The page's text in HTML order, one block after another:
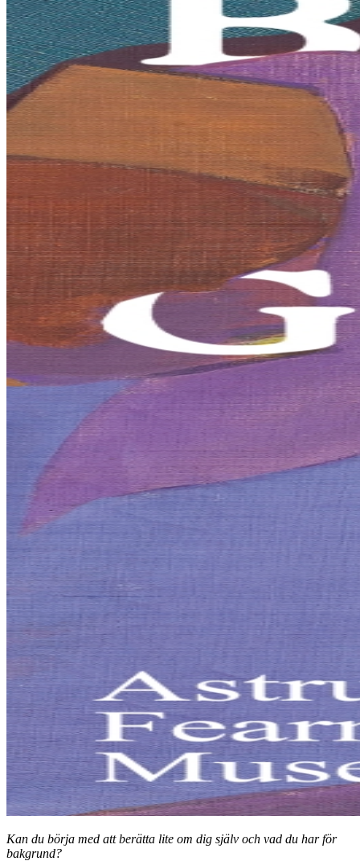
Kan du börja med att berätta lite om dig själv och vad du har för
bakgrund?